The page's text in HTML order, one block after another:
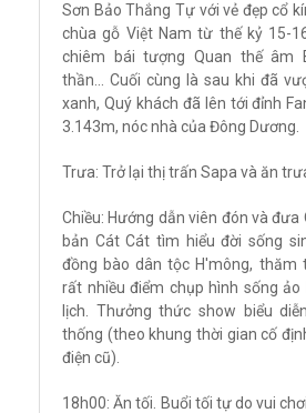
Sơn Bảo Thắng Tự với vẻ đẹp cổ
chùa gỗ Việt Nam từ thế kỷ 15-
chiêm bái tượng Quan thế âm
thần... Cuối cùng là sau khi đã
xanh, Quý khách đã lên tới đỉnh
3.143m, nóc nhà của Đông Dương.
Trưa: Trở lại thị trấn Sapa và ăn
Chiều: Hướng dẫn viên đón và
bản Cát Cát tìm hiểu đời sống
đồng bào dân tộc H'mông, thăm
rất nhiều điểm chụp hình sống
lịch. Thưởng thức show biểu
thống (theo khung thời gian cố
điện cũ).
18h00: Ăn tối. Buổi tối tự do vui